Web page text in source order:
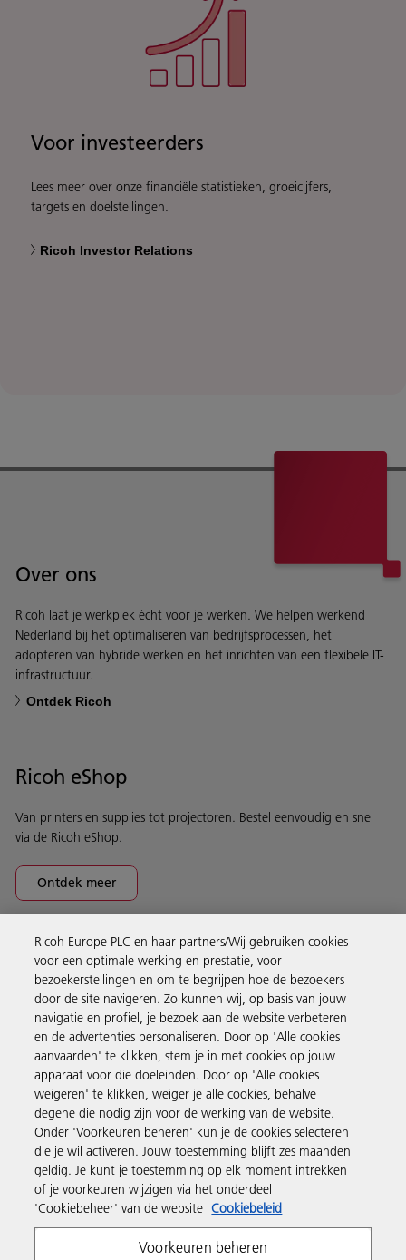
Voor investeerders
Lees meer over onze financiële statistieken, groeicijfers,
targets en doelstellingen.
Ricoh Investor Relations
Over ons
Ricoh laat je werkplek écht voor je werken. We helpen werkend
Nederland bij het optimaliseren van bedrijfsprocessen, het
adopteren van hybride werken en het inrichten van een flexibele IT-
infrastructuur.
Ontdek Ricoh
Ricoh eShop
Van printers en supplies tot projectoren. Bestel eenvoudig en snel
via de Ricoh eShop.
Ontdek meer
Business Solutions
Producten en services
Support en contact
Inspiratie
Volg Ricoh
Ricoh Europe PLC en haar partners/Wij gebruiken cookies
voor een optimale werking en prestatie, voor
bezoekerstellingen en om te begrijpen hoe de bezoekers
door de site navigeren. Zo kunnen wij, op basis van jouw
navigatie en profiel, je bezoek aan de website verbeteren
en de advertenties personaliseren. Door op 'Alle cookies
aanvaarden' te klikken, stem je in met cookies op jouw
apparaat voor die doeleinden. Door op 'Alle cookies
weigeren' te klikken, weiger je alle cookies, behalve
degene die nodig zijn voor de werking van de website.
Onder 'Voorkeuren beheren' kun je de cookies selecteren
die je wil activeren. Jouw toestemming blijft zes maanden
geldig. Je kunt je toestemming op elk moment intrekken
of je voorkeuren wijzigen via het onderdeel
'Cookiebeheer' van de website Cookiebeleid
Voorkeuren beheren